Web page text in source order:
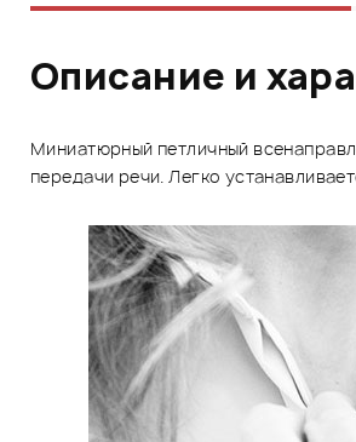
Описание и
Миниатюрный петличный
передачи речи. Легко